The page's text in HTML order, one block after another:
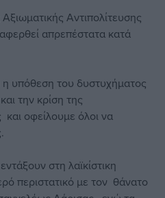
Αντιπολίτευσης
απρεπέστατα κατά
η υπόθεση του δυστυχήματος
την κρίση της
οφείλουμε όλοι να
στη λαϊκίστικη
περιστατικό με τον θάνατο